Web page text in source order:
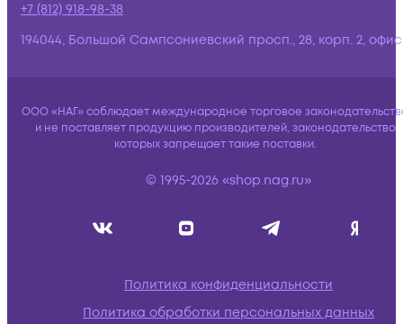
+7 (812) 918-98-38
194044, Большой Сампсониевский просп., 28, корп. 2,
ООО «НАГ» соблюдает международное торговое
и не поставляет продукцию производителей, законодательство
которых запрещает такие поставки.
© 1995-2026 «shop.nag.ru»
Политика конфиденциальности
Политика обработки персональных данных